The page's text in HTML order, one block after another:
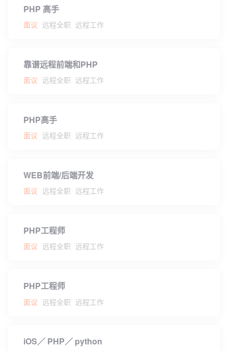
PHP 高手
面议 远程全职 远程工作
靠谱远程前端和PHP
面议 远程全职 远程工作
PHP高手
面议 远程全职 远程工作
WEB前端/后端开发
面议 远程全职 远程工作
PHP工程师
面议 远程全职 远程工作
PHP工程师
面议 远程全职 远程工作
iOS／ PHP／ python